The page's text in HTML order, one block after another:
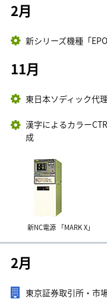
2月
新シリーズ機種「
11月
東日本ソディック代
漢字によるカラー
成
新NC電源 「MARK X」
2月
東京証券取引所・市